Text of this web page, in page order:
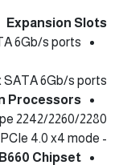
Expansion Slots
6Gb/s ports
6Gb/s ports*
Processors
2242/2260/2280
- Intel® 12th Gen processors support PCIe 4.0 x4 mode.
Chipset**